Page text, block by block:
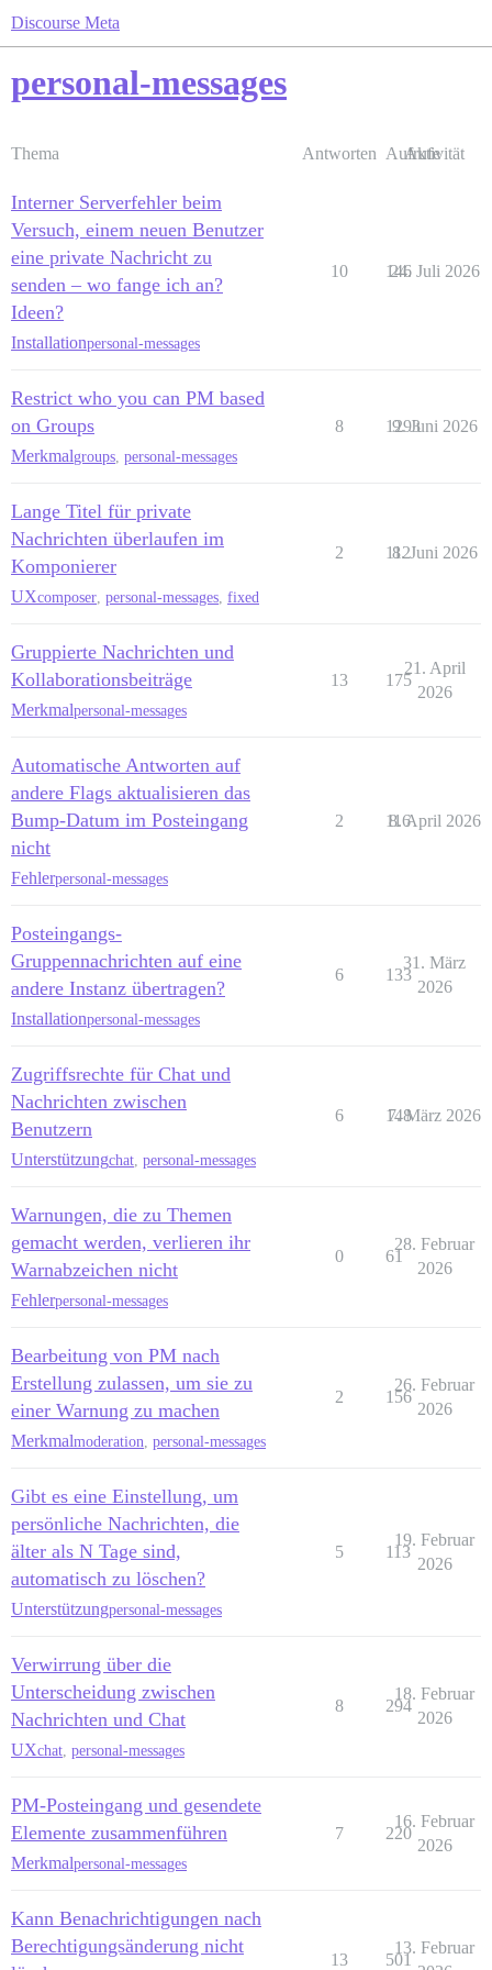
Discourse Meta
personal-messages
Thema Antworten Aufrufe
Aktivität
Interner Serverfehler beim
Versuch, einem neuen Benutzer
eine private Nachricht zu
senden – wo fange ich an?
Ideen?
Installationpersonal-messages
10 146
24. Juli 2026
Restrict who you can PM based
on Groups
Merkmalgroups personal-messages
8 1293
9. Juni 2026
Lange Titel für private
Nachrichten überlaufen im
Komponierer
UXcomposer personal-messages fixed
2 112
8. Juni 2026
Gruppierte Nachrichten und
Kollaborationsbeiträge
Merkmalpersonal-messages
13 175
21. April
2026
Automatische Antworten auf
andere Flags aktualisieren das
Bump-Datum im Posteingang
nicht
Fehlerpersonal-messages
2 116
8. April 2026
Posteingangs-
Gruppennachrichten auf eine
andere Instanz übertragen?
Installationpersonal-messages
6 133
31. März
2026
Zugriffsrechte für Chat und
Nachrichten zwischen
Benutzern
Unterstützungchat personal-messages
6 148
7. März 2026
Warnungen, die zu Themen
gemacht werden, verlieren ihr
Warnabzeichen nicht
Fehlerpersonal-messages
0 61
28. Februar
2026
Bearbeitung von PM nach
Erstellung zulassen, um sie zu
einer Warnung zu machen
Merkmalmoderation personal-messages
2 156
26. Februar
2026
Gibt es eine Einstellung, um
persönliche Nachrichten, die
älter als N Tage sind,
automatisch zu löschen?
Unterstützungpersonal-messages
5 113
19. Februar
2026
Verwirrung über die
Unterscheidung zwischen
Nachrichten und Chat
UXchat personal-messages
8 294
18. Februar
2026
PM-Posteingang und gesendete
Elemente zusammenführen
Merkmalpersonal-messages
7 220
16. Februar
2026
Kann Benachrichtigungen nach
Berechtigungsänderung nicht
13 501
13. Februar